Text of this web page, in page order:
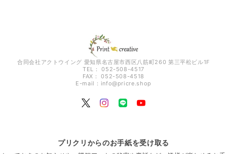
合同会社アクトウイング 愛知県名古屋市西区八筋町260 第三平松ビル1F
TEL： 052-508-4517
FAX： 052-508-4518
E-mail： info@pricre.shop
プリクリからのお手紙を受け取る